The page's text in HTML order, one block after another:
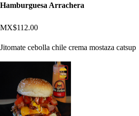
Hamburguesa Arrachera
MX$112.00
Jitomate cebolla chile crema mostaza catsup